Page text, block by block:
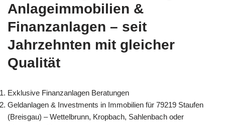
Anlageimmobilien &
Finanzanlagen – seit
Jahrzehnten mit gleicher
Qualität
Exklusive Finanzanlagen Beratungen
Geldanlagen & Investments in Immobilien für 79219 Staufen
(Breisgau) – Wettelbrunn, Kropbach, Sahlenbach oder